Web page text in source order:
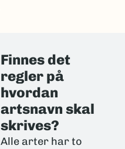
Finnes det
regler på
hvordan
artsnavn skal
skrives?
Alle arter har to